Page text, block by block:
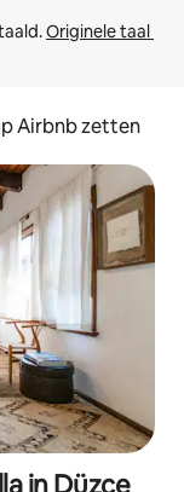
Originele taal
Airbnb zetten